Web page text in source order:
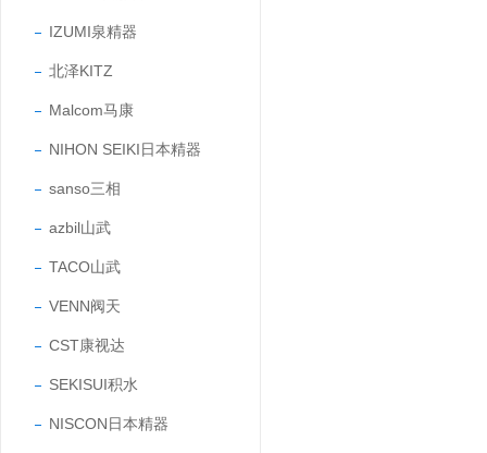
IZUMI泉精器
北泽KITZ
Malcom马康
NIHON SEIKI日本精器
sanso三相
azbil山武
TACO山武
VENN阀天
CST康视达
SEKISUI积水
NISCON日本精器